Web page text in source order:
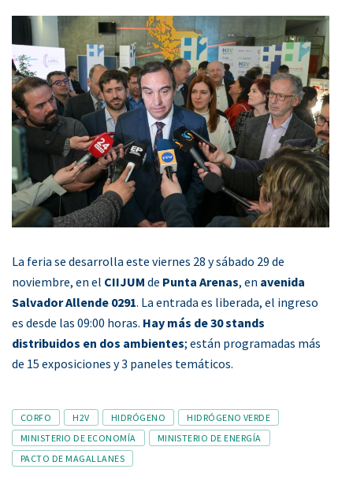
La feria se desarrolla este viernes 28 y sábado 29 de
noviembre, en el CIIJUM de Punta Arenas, en avenida
Salvador Allende 0291. La entrada es liberada, el ingreso
es desde las 09:00 horas. Hay más de 30 stands
distribuidos en dos ambientes; están programadas más
de 15 exposiciones y 3 paneles temáticos.
Tags
CORFO H2V HIDRÓGENO
HIDRÓGENO VERDE
MINISTERIO DE ECONOMÍA
MINISTERIO DE ENERGÍA
PACTO DE MAGALLANES